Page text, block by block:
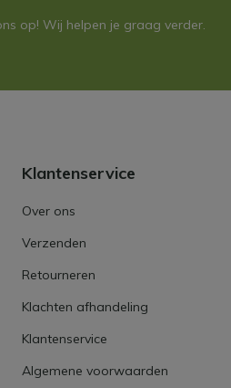
op! Wij helpen je graag verder.
Klantenservice
Over ons
Verzenden
Retourneren
Klachten afhandeling
Klantenservice
Algemene voorwaarden